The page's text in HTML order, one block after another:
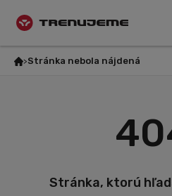
Stránka nebola nájdená
Stránka, ktorú